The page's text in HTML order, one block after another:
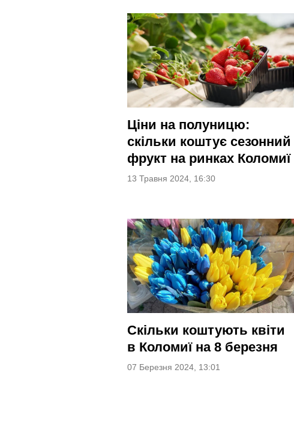
Ціни на полуницю:
скільки коштує сезонний
фрукт на ринках Коломиї
13 Травня 2024, 16:30
Скільки коштують квіти
в Коломиї на 8 березня
07 Березня 2024, 13:01